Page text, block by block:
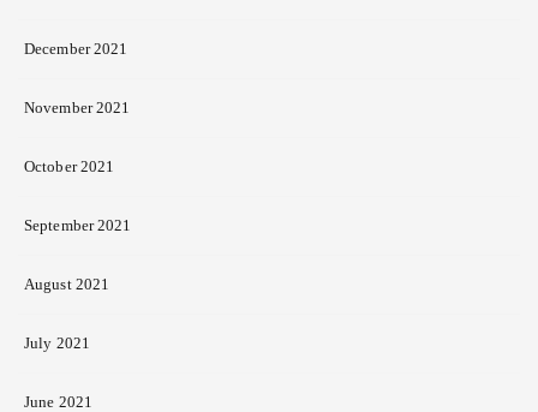
December 2021
November 2021
October 2021
September 2021
August 2021
July 2021
June 2021